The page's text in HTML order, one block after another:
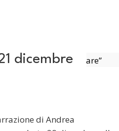
dicembre
di Andrea